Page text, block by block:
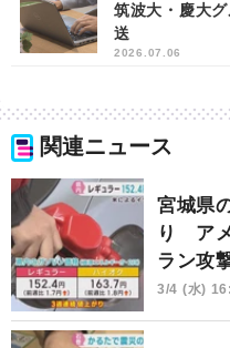
筑波大・慶大
送
2026.07.06
関連ニュース
宮城県
り ア
ラン攻
3/4 (水)